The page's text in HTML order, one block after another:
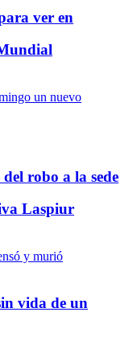
ver en
robo a la sede
Laspiur
vida de un